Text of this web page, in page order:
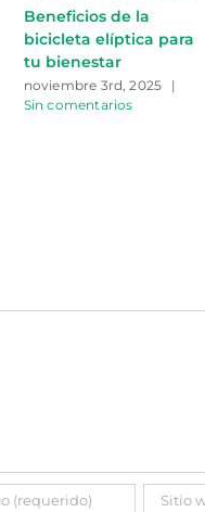
Beneficios de la
bicicleta elíptica para
tu bienestar
noviembre 3rd, 2025
|
Sin comentarios